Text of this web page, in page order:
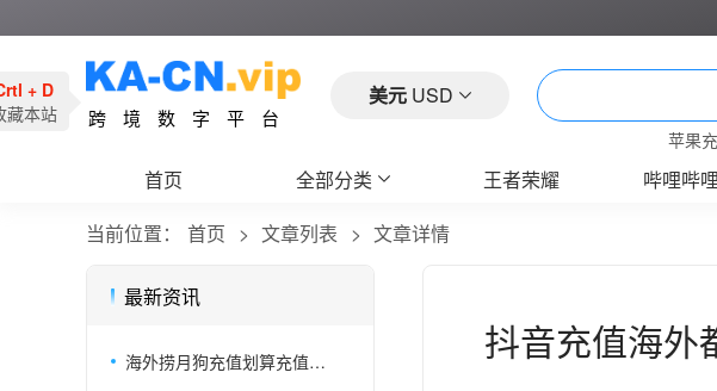
+ D
藏本站
跨境数字平台
美元 USD
苹果
首页 全部分类 王者荣耀 哔哩哔
当前位置：
首页 文章列表 文章详情
最新资讯
海外捞月狗充值划算充值方式，狗粮 UID 充值教程 抖音充值海外